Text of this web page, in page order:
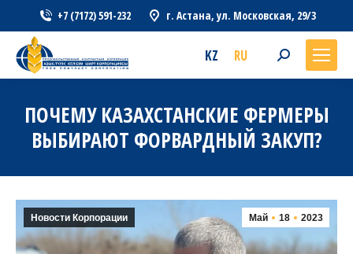
+7 (7172) 591-232 г. Астана, ул. Московская, 29/3
KZ RU Search:
ПОЧЕМУ КАЗАХСТАНСКИЕ ФЕРМЕРЫ
ВЫБИРАЮТ ФОРВАРДНЫЙ ЗАКУП?
Май 18 2023
Новости Корпорации